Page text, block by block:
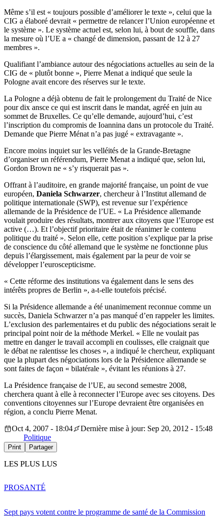
Même s’il est « toujours possible d’améliorer le texte », celui que la
CIG a élaboré devrait « permettre de relancer l’Union européenne et
le système ». Le système actuel est, selon lui, à bout de souffle, dans
la mesure où l’UE a « changé de dimension, passant de 12 à 27
membres ».
Qualifiant l’ambiance autour des négociations actuelles au sein de la
CIG de « plutôt bonne », Pierre Menat a indiqué que seule la
Pologne avait encore des réserves sur le texte.
La Pologne a déjà obtenu de fait le prolongement du Traité de Nice
pour dix ansce ce qui est inscrit dans le mandat, agréé en juin au
sommet de Bruxelles. Ce qu’elle demande, aujourd’hui, c’est
l’inscription du compromis de Ioannina dans un protocole du Traité.
Demande que Pierre Ménat n’a pas jugé « extravagante ».
Encore moins inquiet sur les velléités de la Grande-Bretagne
d’organiser un référendum, Pierre Menat a indiqué que, selon lui,
Gordon Brown ne « s’y risquerait pas ».
Offrant à l’auditoire, en grande majorité française, un point de vue
européen, Daniela Schwarzer, chercheur à l’Institut allemand de
politique internationale (SWP), est revenue sur l’expérience
allemande de la Présidence de l’UE. « La Présidence allemande
voulait produire des résultats, montrer aux citoyens que l’Europe est
active (…). Et l’objectif prioritaire était de réanimer le contenu
politique du traité ». Selon elle, cette position s’explique par la prise
de conscience du côté allemand que le système ne fonctionne plus
depuis l’élargissement, mais également par la peur de voir se
développer l’euroscepticisme.
« Cette réforme des institutions va également dans le sens des
intérêts propres de Berlin », a-t-elle toutefois précisé.
Si la Présidence allemande a été unanimement reconnue comme un
succès, Daniela Schwarzer n’a pas manqué d’en rappeler les limites.
L’exclusion des parlementaires et du public des négociations serait le
principal point noir de la méthode Merkel. « Elle ne voulait pas
mettre en danger le travail accompli en coulisses, elle craignait que
le débat ne ralentisse les choses », a indiqué le chercheur, expliquant
que la plupart des négociations lors de la Présidence allemande se
sont faites de façon « bilatérale », évitant les réunions à 27.
La Présidence française de l’UE, au second semestre 2008,
cherchera quant à elle à reconnecter l’Europe avec ses citoyens. Des
conventions citoyennes sur l’Europe devraient être organisées en
région, a conclu Pierre Menat.
Oct 4, 2007 - 18:04
Dernière mise à jour: Sep 20, 2012 - 15:48
Politique
Print Partager
LES PLUS LUS
Sept pays votent contre le programme de santé de la Commission
PROSANTÉ